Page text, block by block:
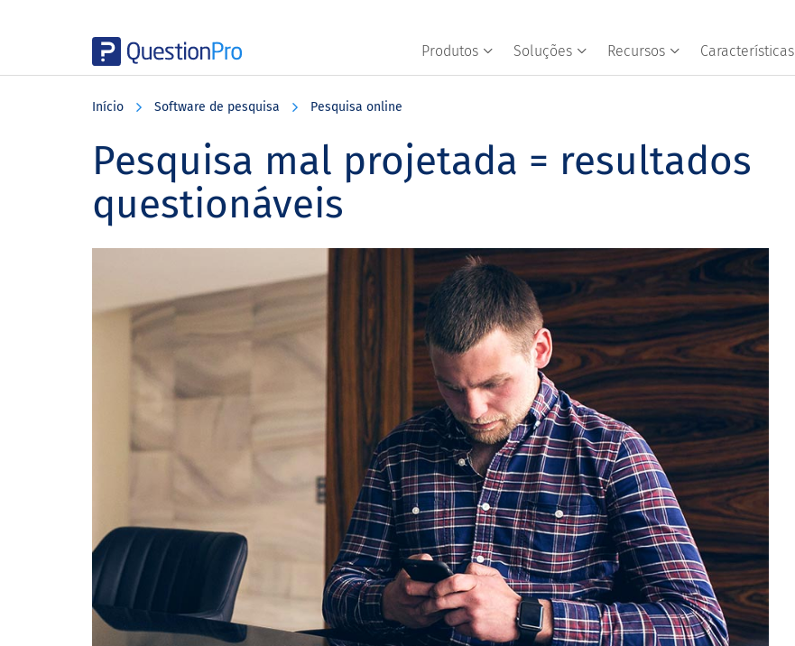
Produtos Soluções Recursos Características
Início Software de pesquisa Pesquisa online
Pesquisa mal projetada = resultados
questionáveis